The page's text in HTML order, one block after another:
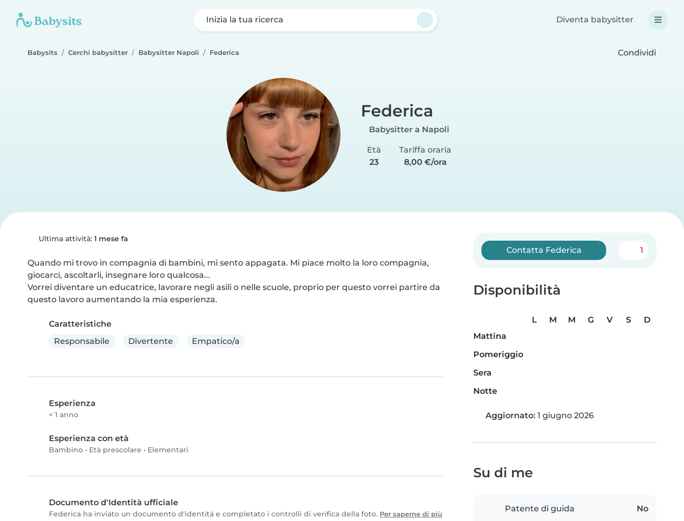
Inizia la tua ricerca Diventa babysitter
Babysits Cerchi babysitter Babysitter Napoli Federica Condividi
Federica
Babysitter a Napoli
Età
23
Tariffa oraria
8,00 €/ora
Ultima attività: 1 mese fa
Quando mi trovo in compagnia di bambini, mi sento appagata. Mi piace molto la loro compagnia,
giocarci, ascoltarli, insegnare loro qualcosa...
Vorrei diventare un educatrice, lavorare negli asili o nelle scuole, proprio per questo vorrei partire da
questo lavoro aumentando la mia esperienza.
Caratteristiche
Responsabile
Divertente Empatico/a
Esperienza
< 1 anno
Esperienza con età
Bambino • Età prescolare • Elementari
Documento d'Identità ufficiale
Federica ha inviato un documento d'identità e completato i controlli di verifica della foto. Per saperne di più
Contatta Federica 1
Disponibilità
L M M G V S
D
Mattina
Pomeriggio
Sera
Notte
Aggiornato: 1 giugno 2026
Su di me
Patente di guida No